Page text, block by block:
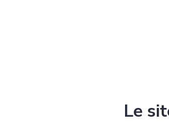
Le